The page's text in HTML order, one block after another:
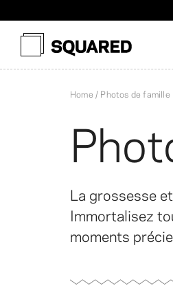
Home Photos de famille
La grossesse
Immortalisez
moments